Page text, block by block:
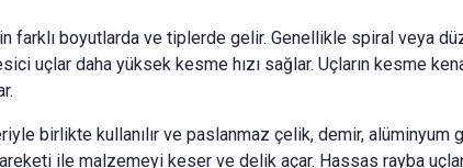
farklı boyutlarda ve tiplerde gelir. Genellikle spiral veya
uçlar daha yüksek kesme hızı sağlar. Uçların kesme
birlikte kullanılır ve paslanmaz çelik, demir, alüminyum
ile malzemeyi keser ve delik açar. Hassas rayba